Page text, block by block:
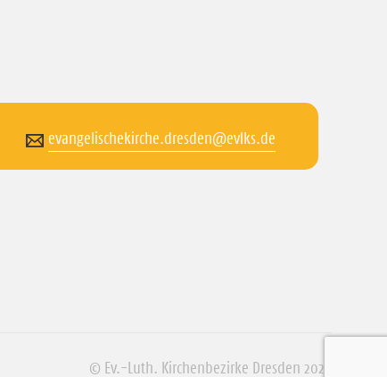
evangelischekirche.dresden@evlks.de
© Ev.-Luth. Kirchenbezirke Dresden 2026